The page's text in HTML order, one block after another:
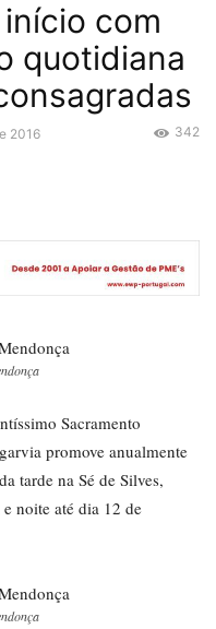
com
quotidiana
2016 342
Sacramento
promove anualmente
tarde na Sé de Silves,
noite até dia 12 de